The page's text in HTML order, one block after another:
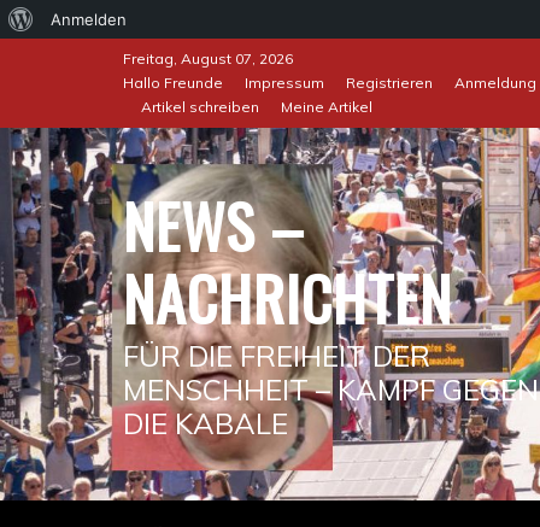
Über
Anmelden
Freitag, August 07, 2026
Hallo Freunde
Impressum Registrieren Anmeldung
Artikel schreiben
Meine Artikel
NEWS –
NACHRICHTEN
FÜR DIE FREIHEIT DER
MENSCHHEIT – KAMPF GEGEN
DIE KABALE